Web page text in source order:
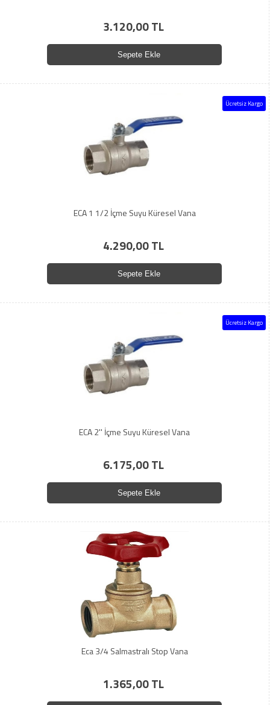
3.120,00 TL
Sepete Ekle
Ücretsiz Kargo
ECA 1 1/2 İçme Suyu Küresel Vana
4.290,00 TL
Sepete Ekle
Ücretsiz Kargo
ECA 2'' İçme Suyu Küresel Vana
6.175,00 TL
Sepete Ekle
Eca 3/4 Salmastralı Stop Vana
1.365,00 TL